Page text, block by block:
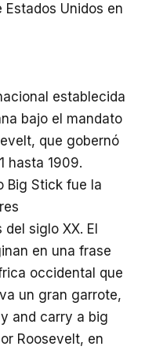
Unidos en
establecida
bajo el mandato
que gobernó
hasta 1909.
Big Stick fue la
siglo XX. El
en una frase
occidental que
un gran garrote,
and carry a big
Roosevelt, en